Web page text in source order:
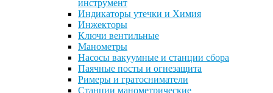
инструмент
Индикаторы утечки и Химия
Инжекторы
Ключи вентильные
Манометры
Насосы вакуумные и станции сбора
Паячные посты и огнезащита
Римеры и гратосниматели
Станции манометрические